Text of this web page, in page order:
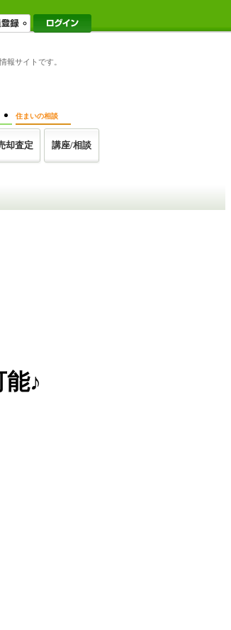
報サイトです。
却査定
住まいの相談
講座/相談
♪